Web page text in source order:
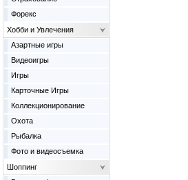
Форекс
Хобби и Увлечения
Азартные игры
Видеоигры
Игры
Карточные Игры
Коллекционирование
Охота
Рыбалка
Фото и видеосъемка
Шоппинг